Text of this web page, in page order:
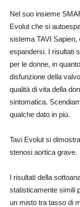
Nel suo insieme
Evolut che si
sistema TAVI
espandersi. I risultati
per le donne, in
disfunzione della
qualità di vita della
sintomatica.
qualche dato in più.
Tavi Evolut si
stenosi aortica grave.
I risultati della
statisticamente simili
un misto tra tasso di